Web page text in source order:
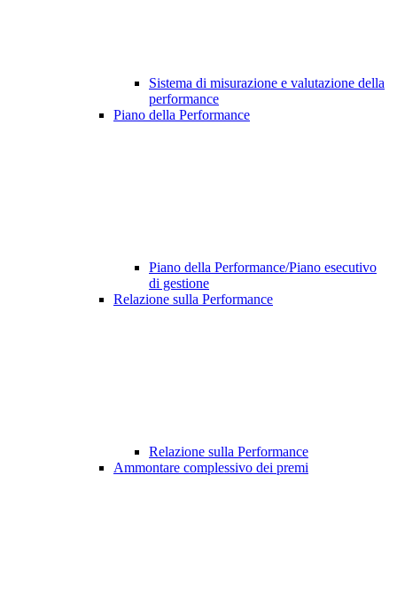
Sistema di misurazione e valutazione della
performance
Piano della Performance
Piano della Performance/Piano esecutivo
di gestione
Relazione sulla Performance
Relazione sulla Performance
Ammontare complessivo dei premi